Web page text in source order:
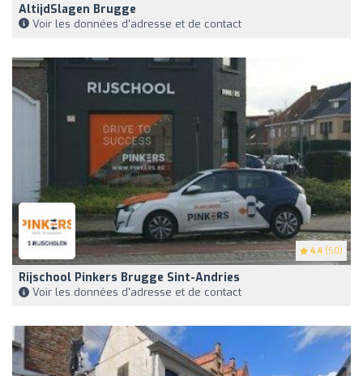
AltijdSlagen Brugge
Voir les données d'adresse et de contact
4.4 (50)
Rijschool Pinkers Brugge Sint-Andries
Voir les données d'adresse et de contact